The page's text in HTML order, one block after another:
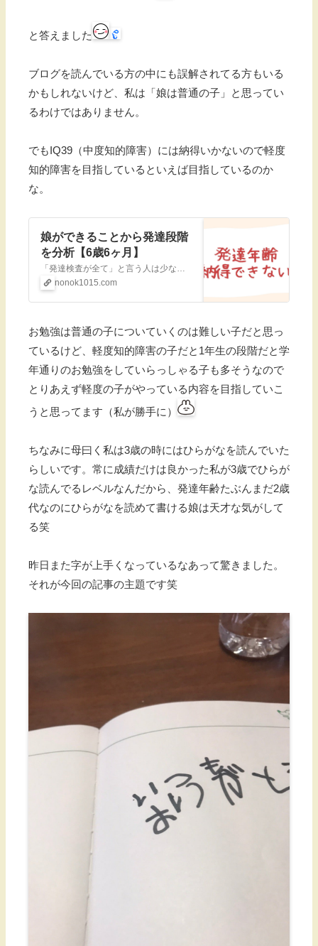
と答えました
ブログを読んでいる方の中にも誤解されてる方もいる
かもしれないけど、私は「娘は普通の子」と思ってい
るわけではありません。
でもIQ39（中度知的障害）には納得いかないので軽度
知的障害を目指しているといえば目指しているのか
な。
娘ができることから発達段階
を分析【6歳6ヶ月】
「発達検査が全て」と言う人は少ないですが、少なくとも専門家に見ていただくものなので参考にされているかたは多いと思います。現在娘は6歳です。2021年9月に受けた発達検査での娘の知能指数はIQ39（田中ビネー知能検査V)。初めて発達検査を受け
nonok1015.com
お勉強は普通の子についていくのは難しい子だと思っ
ているけど、軽度知的障害の子だと1年生の段階だと学
年通りのお勉強をしていらっしゃる子も多そうなので
とりあえず軽度の子がやっている内容を目指していこ
うと思ってます（私が勝手に）
ちなみに母曰く私は3歳の時にはひらがなを読んでいた
らしいです。常に成績だけは良かった私が3歳でひらが
な読んでるレベルなんだから、発達年齢たぶんまだ2歳
代なのにひらがなを読めて書ける娘は天才な気がして
る笑
昨日また字が上手くなっているなあって驚きました。
それが今回の記事の主題です笑